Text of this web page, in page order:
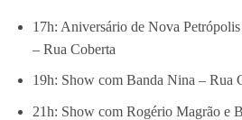
17h: Aniversário de Nova
– Rua Coberta
19h: Show com Banda Nina – Rua
21h: Show com Rogério Magrão e